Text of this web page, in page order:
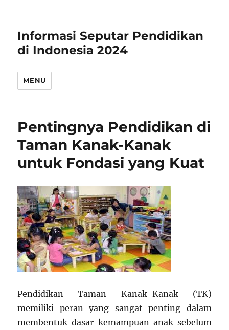
Informasi Seputar Pendidikan
di Indonesia 2024
MENU
Pentingnya Pendidikan di
Taman Kanak-Kanak
untuk Fondasi yang Kuat
Pendidikan Taman Kanak-Kanak (TK)
memiliki peran yang sangat penting dalam
membentuk dasar kemampuan anak sebelum